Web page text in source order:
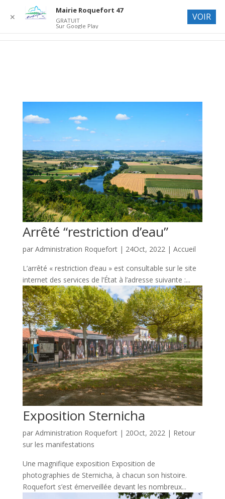
Arrêté “restriction d’eau”
par Administration Roquefort| 24Oct, 2022| Accueil
L’arrêté « restriction d’eau » est consultable sur le site
internet des services de l’État à l’adresse suivante :...
Exposition Sternicha
par Administration Roquefort| 20Oct, 2022| Retour
sur les manifestations
Une magnifique exposition Exposition de
photographies de Sternicha, à chacun son histoire.
Roquefort s’est émerveillée devant les nombreux...
✕
Mairie Roquefort 47
GRATUIT
Sur Google Play
VOIR